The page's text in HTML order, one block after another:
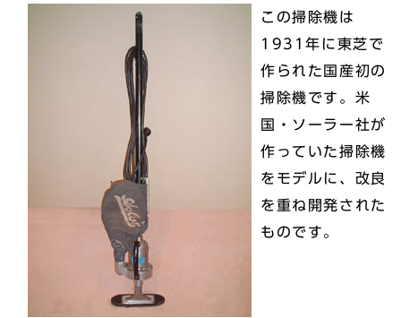
この掃除機は
1931年に東芝で
作られた国産初の
掃除機です。米
国・ソーラー社が
作っていた掃除機
をモデルに、改良
を重ね開発された
ものです。